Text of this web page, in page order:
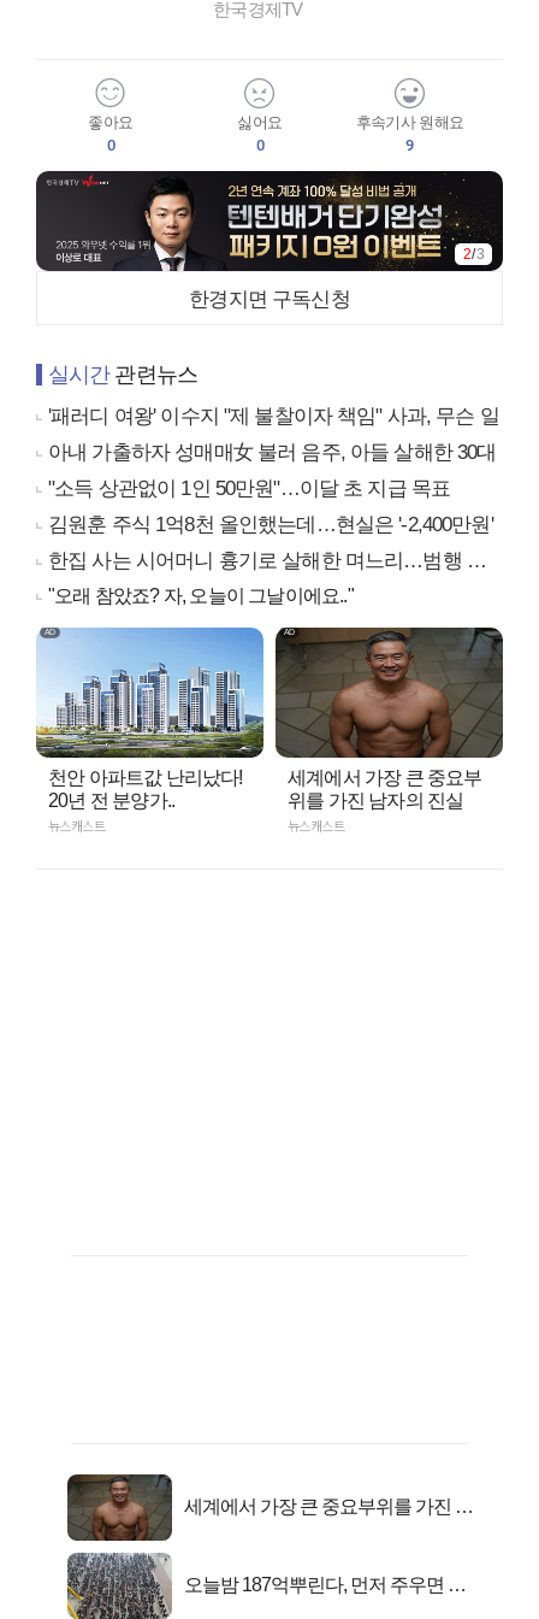
한국경제TV
좋아요
0
싫어요
0
후속기사 원해요
9
2/3
한경지면 구독신청
실시간관련뉴스
'패러디 여왕' 이수지 "제 불찰이자 책임" 사과, 무슨 일
아내 가출하자 성매매女 불러 음주, 아들 살해한 30대
"소득 상관없이 1인 50만원"…이달 초 지급 목표
김원훈 주식 1억8천 올인했는데…현실은 '-2,400만원'
한집 사는 시어머니 흉기로 살해한 며느리…범행 동기는
"오래 참았죠? 자, 오늘이 그날이에요.."
천안 아파트값 난리났다!
20년 전 분양가..
뉴스캐스트
세계에서 가장 큰 중요부
위를 가진 남자의 진실
뉴스캐스트
세계에서 가장 큰 중요부위를 가진 남
오늘밤 187억뿌린다, 먼저 주우면 최